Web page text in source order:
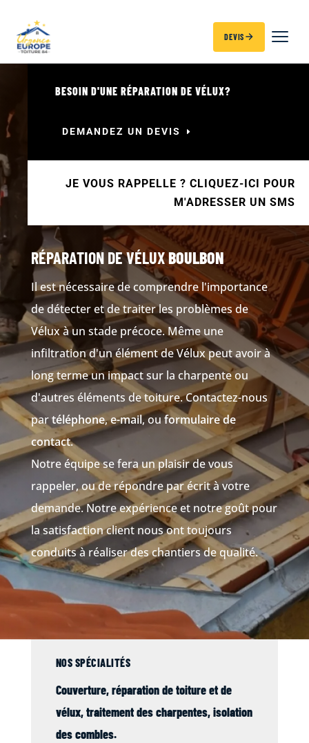
DEVIS
BESOIN D'UNE RÉPARATION DE VÉLUX?
DEMANDEZ UN DEVIS
JE VOUS RAPPELLE ? CLIQUEZ-ICI POUR
M'ADRESSER UN SMS
RÉPARATION DE VÉLUXBOULBON
Il est nécessaire de comprendre l'importance
de détecter et de traiter les problèmes de
Vélux à un stade précoce. Même une
infiltration d'un élément de Vélux peut avoir à
long terme un impact sur la charpente ou
d'autres éléments de toiture. Contactez-nous
partéléphone,e-mail, ouformulaire de
contact.
Notre équipe se fera un plaisir de vous
rappeler, ou de répondre par écrit à votre
demande. Notre expérience et notre goût pour
la satisfaction client nous ont toujours
conduits à réaliser des chantiers de qualité.
NOS SPÉCIALITÉS
Couverture, réparation detoitureet de
vélux,traitement des charpentes,isolation
des combles.